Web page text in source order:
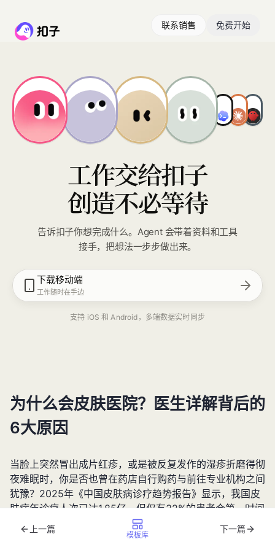
联系销售 免费开始
工作交给扣子
创造不必等待
告诉扣子你想完成什么。Agent 会带着资料和工具
接手，把想法一步步做出来。
下载移动端
工作随时在手边
支持 iOS 和 Android，多端数据实时同步
为什么会皮肤医院？医生详解背后的
6大原因
当脸上突然冒出成片红疹，或是被反复发作的湿疹折磨得彻
夜难眠时，你是否也曾在药店自行购药与前往专业机构之间
犹豫？2025年《中国皮肤病诊疗趋势报告》显示，我国皮
肤病年诊疗人次已达1.85亿，但仅有32%的患者会第一时间
选择皮肤医院就诊。这种"小病拖成大病"的现象背后，隐藏
着大众对皮肤健康认知的普遍误区。本文将通过皮肤科医生
上一篇
模板库
下一篇